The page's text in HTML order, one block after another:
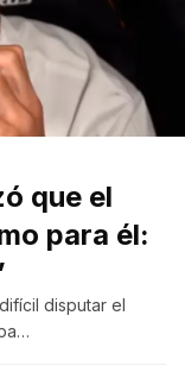
que el
para él:
disputar el